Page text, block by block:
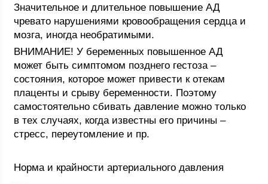
Значительное и длительное повышение АД
чревато нарушениями кровообращения сердца и
мозга, иногда необратимыми.
ВНИМАНИЕ! У беременных повышенное АД
может быть симптомом позднего гестоза –
состояния, которое может привести к отекам
плаценты и срыву беременности. Поэтому
самостоятельно сбивать давление можно только
в тех случаях, когда известны его причины –
стресс, переутомление и пр.
Норма и крайности артериального давления